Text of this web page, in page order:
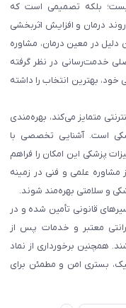
بلکه تصمیمی است که
درمان و افزایش اثربخشی
در معین درمان، مشاوره
خدمت‌رسانی در نظر گرفته
بهترین انتخاب را داشته
متمایز می‌کند، بهره‌مندی
است. آشنایی تخصصی با
پزشکی این امکان را فراهم
مشاوره علمی و فنی در زمینه
و سلامتی بهره‌مند شوند.
قانونی تأمین شده و در
معتبر و خدمات پس از
همچنین برخورداری از نماد
بستری امن و مطمئن برای